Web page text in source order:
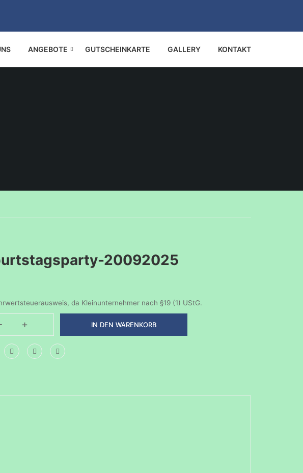
ANGEBOTE GUTSCHEINKARTE GALLERY KONTAKT
20092025
da Kleinunternehmer nach §19 (1) UStG.
Geburtstagsparty-
20092025
Menge
+ IN DEN WARENKORB